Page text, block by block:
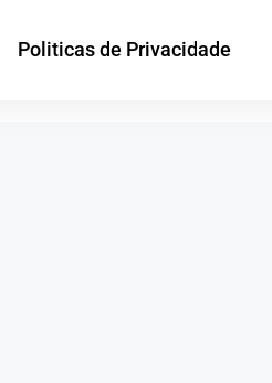
Politicas de Privacidade